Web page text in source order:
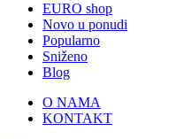
EURO shop
Novo u ponudi
Popularno
Sniženo
Blog
O NAMA
KONTAKT